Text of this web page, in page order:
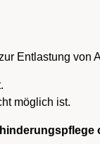
Entlastung von
möglich ist.